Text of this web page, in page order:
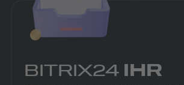
BITRIX24IHR